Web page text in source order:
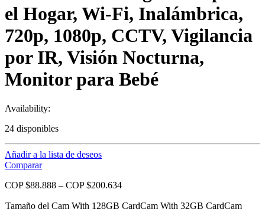
el Hogar, Wi-Fi, Inalámbrica,
720p, 1080p, CCTV, Vigilancia
por IR, Visión Nocturna,
Monitor para Bebé
Availability:
24 disponibles
Añadir a la lista de deseos
Comparar
COP $88.888 – COP $200.634
Tamaño del Cam With 128GB CardCam With 32GB CardCam